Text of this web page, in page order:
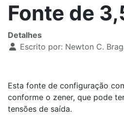
Fonte de
Detalhes
Escrito por: Newton C.
Esta fonte de configuração
conforme o zener, que pode
tensões de saída.